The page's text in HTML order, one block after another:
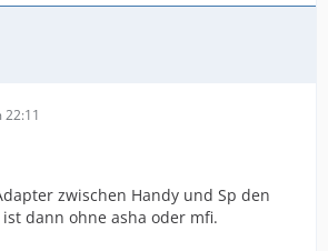
22:11
zwischen Handy und Sp den
dann ohne asha oder mfi.